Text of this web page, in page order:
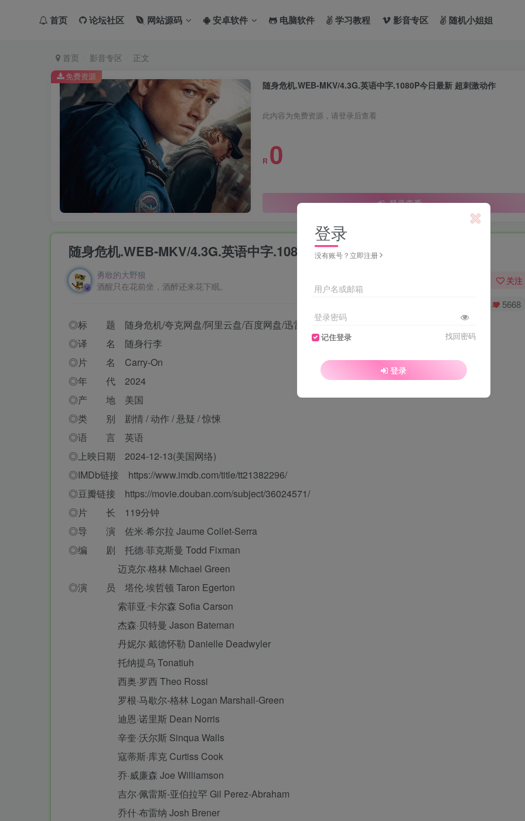
首页 论坛社区 网站源码 安卓软件 电脑软件 学习教程 影音专区 随机小姐姐
首页 影音专区 正文
随身危机.WEB-MKV/4.3G.英语中字.1080P今日最新 超刺激动作
此内容为免费资源，请登录后查看
R 0
登录查看
免费资源
随身危机.WEB-MKV/4.3G.英语中字.1080P今日最新 超刺激动作
勇敢的大野狼
酒醒只在花前坐，酒醉还来花下眠。
关注
5668
◎标 题 随身危机/夸克网盘/阿里云盘/百度网盘/迅雷云盘下载
◎译 名 随身行李
◎片 名 Carry-On
◎年 代 2024
◎产 地 美国
◎类 别 剧情 / 动作 / 悬疑 / 惊悚
◎语 言 英语
◎上映日期 2024-12-13(美国网络)
◎IMDb链接 https://www.imdb.com/title/tt21382296/
◎豆瓣链接 https://movie.douban.com/subject/36024571/
◎片 长 119分钟
◎导 演 佐米·希尔拉 Jaume Collet-Serra
◎编 剧 托德·菲克斯曼 Todd Fixman
迈克尔·格林 Michael Green
◎演 员 塔伦·埃哲顿 Taron Egerton
索菲亚·卡尔森 Sofia Carson
杰森·贝特曼 Jason Bateman
丹妮尔·戴德怀勒 Danielle Deadwyler
托纳提乌 Tonatiuh
西奥·罗西 Theo Rossi
罗根·马歇尔-格林 Logan Marshall-Green
迪恩·诺里斯 Dean Norris
辛奎·沃尔斯 Sinqua Walls
寇蒂斯·库克 Curtiss Cook
乔·威廉森 Joe Williamson
吉尔·佩雷斯-亚伯拉罕 Gil Perez-Abraham
乔什·布雷纳 Josh Brener
登录
没有账号？立即注册
用户名或邮箱
登录密码
记住登录 找回密码
登录